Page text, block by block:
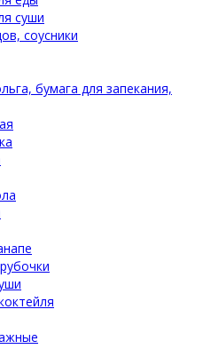
суши
соусники
бумага для запекания,